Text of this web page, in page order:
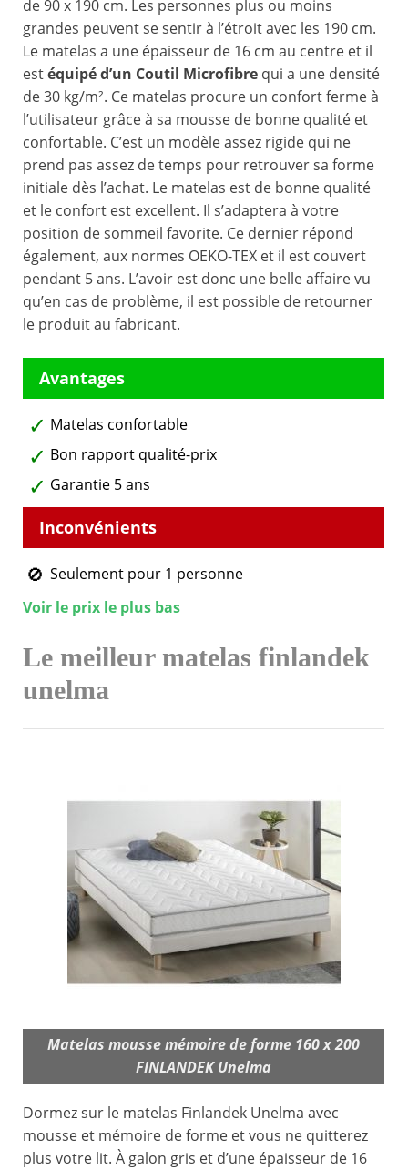
de 90 x 190 cm. Les personnes plus ou moins
grandes peuvent se sentir à l’étroit avec les 190 cm.
Le matelas a une épaisseur de 16 cm au centre et il
estéquipé d’un Coutil Microfibre qui a une densité
de 30 kg/m². Ce matelas procure un confort ferme à
l’utilisateur grâce à sa mousse de bonne qualité et
confortable. C’est un modèle assez rigide qui ne
prend pas assez de temps pour retrouver sa forme
initiale dès l’achat. Le matelas est de bonne qualité
et le confort est excellent. Il s’adaptera à votre
position de sommeil favorite. Ce dernier répond
également, aux normes OEKO-TEX et il est couvert
pendant 5 ans. L’avoir est donc une belle affaire vu
qu’en cas de problème, il est possible de retourner
le produit au fabricant.
Matelas confortable
Bon rapport qualité-prix
Garantie 5 ans
Seulement pour 1 personne
Voir le prix le plus bas
Le meilleur matelas finlandek
unelma
Matelas mousse mémoire de forme 160 x 200
FINLANDEK Unelma
Dormez sur le matelas Finlandek Unelma avec
mousse et mémoire de forme et vous ne quitterez
plus votre lit. À galon gris et d’une épaisseur de 16